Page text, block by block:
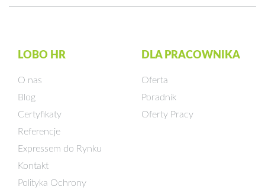
LOBO HR
O nas
Blog
Certyfikaty
Referencje
Expressem do Rynku
Kontakt
Polityka Ochrony
DLA PRACOWNIKA
Oferta
Poradnik
Oferty Pracy